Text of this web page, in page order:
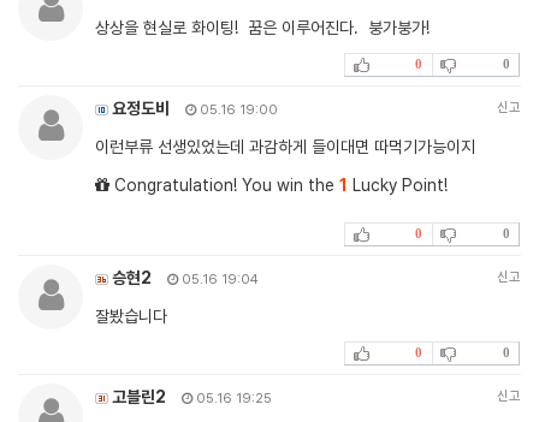
상상을 현실로 화이팅! 꿈은 이루어진다. 붕가붕가!
0 0
요정도비 05.16 19:00 신고
이런부류 선생있었는데 과감하게 들이대면 따먹기가능이지
Congratulation! You win the 1 Lucky Point!
0 0
승현2 05.16 19:04 신고
잘봤습니다
0 0
고블린2 05.16 19:25 신고